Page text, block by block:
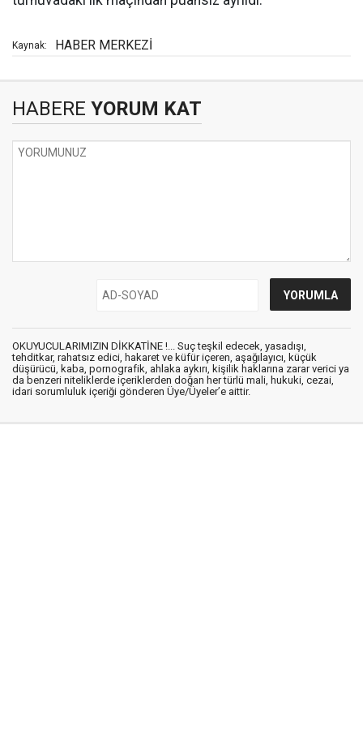
Kaynak: HABER MERKEZİ
HABERE YORUM KAT
OKUYUCULARIMIZIN DİKKATİNE !... Suç teşkil edecek, yasadışı,
tehditkar, rahatsız edici, hakaret ve küfür içeren, aşağılayıcı, küçük
düşürücü, kaba, pornografik, ahlaka aykırı, kişilik haklarına zarar verici ya
da benzeri niteliklerde içeriklerden doğan her türlü mali, hukuki, cezai,
idari sorumluluk içeriği gönderen Üye/Üyeler’e aittir.